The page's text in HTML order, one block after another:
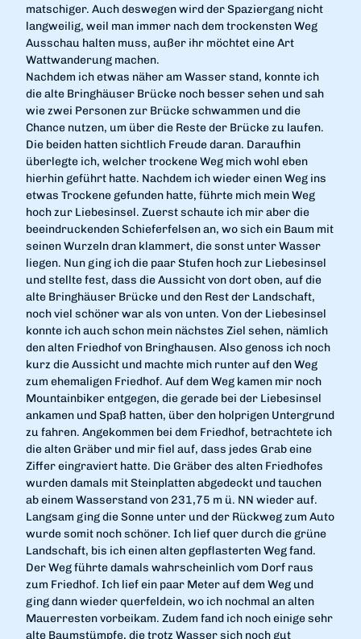
matschiger. Auch deswegen wird der Spaziergang nicht
langweilig, weil man immer nach dem trockensten Weg
Ausschau halten muss, außer ihr möchtet eine Art
Wattwanderung machen.
Nachdem ich etwas näher am Wasser stand, konnte ich
die alte Bringhäuser Brücke noch besser sehen und sah
wie zwei Personen zur Brücke schwammen und die
Chance nutzen, um über die Reste der Brücke zu laufen.
Die beiden hatten sichtlich Freude daran. Daraufhin
überlegte ich, welcher trockene Weg mich wohl eben
hierhin geführt hatte. Nachdem ich wieder einen Weg ins
etwas Trockene gefunden hatte, führte mich mein Weg
hoch zur Liebesinsel. Zuerst schaute ich mir aber die
beeindruckenden Schieferfelsen an, wo sich ein Baum mit
seinen Wurzeln dran klammert, die sonst unter Wasser
liegen. Nun ging ich die paar Stufen hoch zur Liebesinsel
und stellte fest, dass die Aussicht von dort oben, auf die
alte Bringhäuser Brücke und den Rest der Landschaft,
noch viel schöner war als von unten. Von der Liebesinsel
konnte ich auch schon mein nächstes Ziel sehen, nämlich
den alten Friedhof von Bringhausen. Also genoss ich noch
kurz die Aussicht und machte mich runter auf den Weg
zum ehemaligen Friedhof. Auf dem Weg kamen mir noch
Mountainbiker entgegen, die gerade bei der Liebesinsel
ankamen und Spaß hatten, über den holprigen Untergrund
zu fahren. Angekommen bei dem Friedhof, betrachtete ich
die alten Gräber und mir fiel auf, dass jedes Grab eine
Ziffer eingraviert hatte. Die Gräber des alten Friedhofes
wurden damals mit Steinplatten abgedeckt und tauchen
ab einem Wasserstand von 231,75 m ü. NN wieder auf.
Langsam ging die Sonne unter und der Rückweg zum Auto
wurde somit noch schöner. Ich lief quer durch die grüne
Landschaft, bis ich einen alten gepflasterten Weg fand.
Der Weg führte damals wahrscheinlich vom Dorf raus
zum Friedhof. Ich lief ein paar Meter auf dem Weg und
ging dann wieder querfeldein, wo ich nochmal an alten
Mauerresten vorbeikam. Zudem fand ich noch einige sehr
alte Baumstümpfe, die trotz Wasser sich noch gut